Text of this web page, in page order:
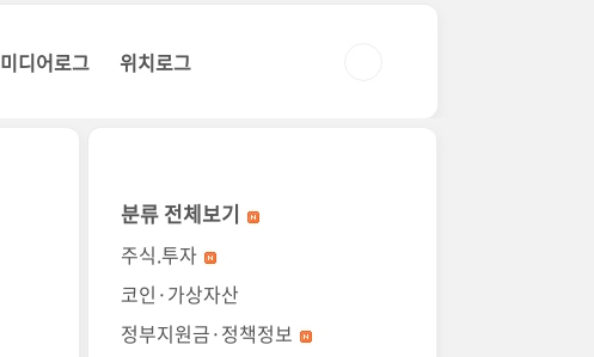
미디어로그 위치로그
분류 전체보기
주식.투자
코인·가상자산
정부지원금·정책정보